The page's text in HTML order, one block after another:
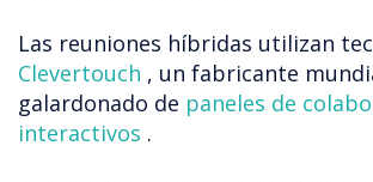
Las reuniones híbridas utilizan
Clevertouch , un fabricante
galardonado de paneles de
interactivos .